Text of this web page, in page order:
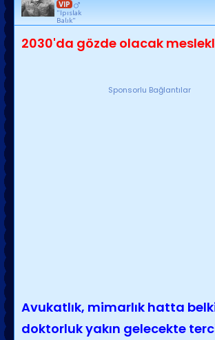
VIP
"Ipıslak
Balık"
2030'da gözde olacak
Sponsorlu Bağlantılar
Avukatlık, mimarlık hatta
doktorluk yakın gelecekte